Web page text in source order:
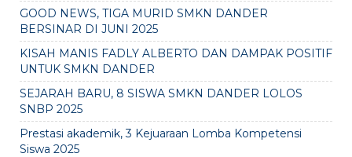
GOOD NEWS, TIGA MURID SMKN DANDER
BERSINAR DI JUNI 2025
KISAH MANIS FADLY ALBERTO DAN DAMPAK POSITIF
UNTUK SMKN DANDER
SEJARAH BARU, 8 SISWA SMKN DANDER LOLOS
SNBP 2025
Prestasi akademik, 3 Kejuaraan Lomba Kompetensi
Siswa 2025